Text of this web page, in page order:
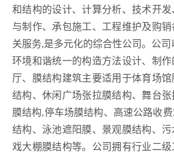
和结构的设计、计算分析、技术开
与制作、承包施工、工程维护及购
关服务,是多元化的综合性公司。公司
环境和谐统一的构造方法设计、制
厅、膜结构建筑主要适用于体育场
结构、休闲广场张拉膜结构、舞台
膜结构,停车场膜结构、高速公路收
结构、泳池遮阳膜、景观膜结构、
戏大棚膜结构等。公司拥有行业二